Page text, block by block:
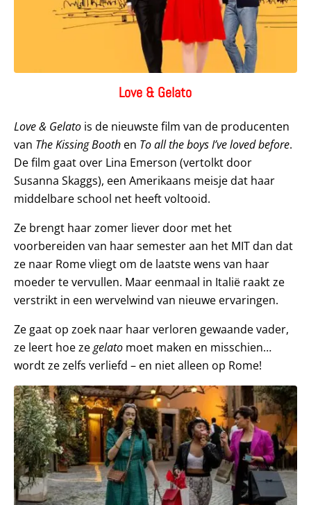
Love & Gelato
Love & Gelato is de nieuwste film van de producenten
van The Kissing Booth en Toall theboys I’velovedbefore.
De film gaat over Lina Emerson (vertolkt door
Susanna Skaggs), een Amerikaans meisje dat haar
middelbare school net heeft voltooid.
Ze brengt haar zomer liever door met het
voorbereiden van haar semester aan het MIT dan dat
ze naar Rome vliegt om de laatste wens van haar
moeder te vervullen. Maar eenmaal in Italië raakt ze
verstrikt in een wervelwind van nieuwe ervaringen.
Ze gaat op zoek naar haar verloren gewaande vader,
ze leert hoe zegelato moet maken en misschien…
wordt ze zelfs verliefd – en niet alleen op Rome!